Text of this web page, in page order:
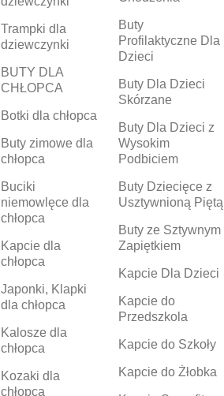
Trampki dla
dziewczynki
BUTY DLA
CHŁOPCA
Botki dla chłopca
Buty zimowe dla
chłopca
Buciki
niemowlęce dla
chłopca
Kapcie dla
chłopca
Japonki, Klapki
dla chłopca
Kalosze dla
chłopca
Kozaki dla
chłopca
Buty
Profilaktyczne Dla
Dzieci
Buty Dla Dzieci
Skórzane
Buty Dla Dzieci z
Wysokim
Podbiciem
Buty Dziecięce z
Usztywnioną Piętą
Buty ze Sztywnym
Zapiętkiem
Kapcie Dla Dzieci
Kapcie do
Przedszkola
Kapcie do Szkoły
Kapcie do Żłobka